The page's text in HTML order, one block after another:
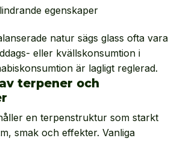
egenskaper
natur sägs glass ofta vara
eller kvällskonsumtion i
är lagligt reglerad.
terpener och
en terpenstruktur som starkt
smak och effekter. Vanliga